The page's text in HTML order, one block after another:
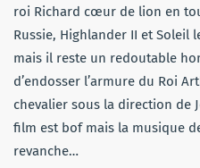
roi Richard cœur de lion en
Russie, Highlander II et Soleil
mais il reste un redoutable
d’endosser l’armure du Roi
chevalier sous la direction de
film est bof mais la musique
revanche…